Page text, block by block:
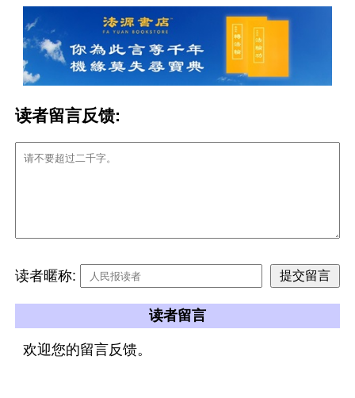
读者留言反馈:
读者暱称:
读者留言
欢迎您的留言反馈。